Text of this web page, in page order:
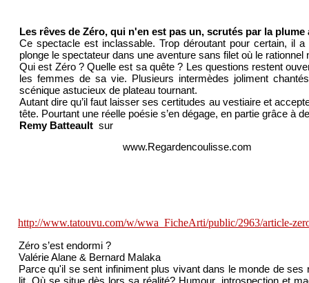
Zéro s’est endormi ?
Valérie Alane & Bernard Malaka
Parce qu'il se sent infiniment plus vivant dans le monde de
http://www.tatouvu.com/w/wwa_FicheArti/public/2963/article-
Les rêves de Zéro, qui n'en est pas un, scrutés par la
Ce spectacle est inclassable. Trop déroutant pour certain, il
plonge le spectateur dans une aventure sans filet où le rationnel
Qui est Zéro ? Quelle est sa quête ? Les questions restent
les femmes de sa vie. Plusieurs intermèdes joliment
scénique astucieux de plateau tournant.
Autant dire qu’il faut laisser ses certitudes au vestiaire et
tête. Pourtant une réelle poésie s’en dégage, en partie grâce à
Remy Batteault sur
www.Regardencoulisse.com